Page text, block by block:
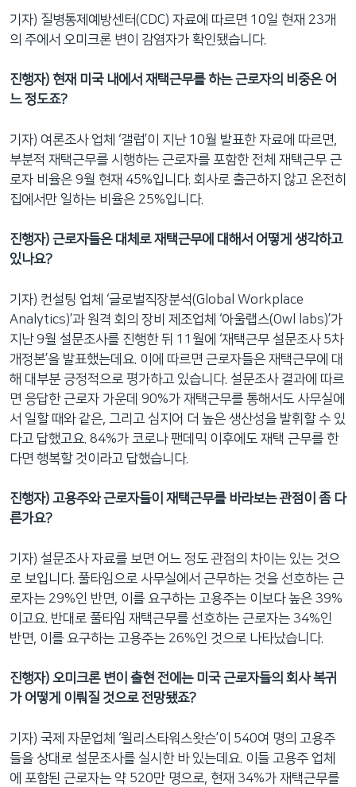
기자) 질병통제예방센터(CDC) 자료에 따르면 10일 현재 23개
의 주에서 오미크론 변이 감염자가 확인됐습니다.
진행자) 현재 미국 내에서 재택근무를 하는 근로자의 비중은 어
느 정도죠?
기자) 여론조사 업체 ‘갤럽’이 지난 10월 발표한 자료에 따르면,
부분적 재택근무를 시행하는 근로자를 포함한 전체 재택근무 근
로자 비율은 9월 현재 45%입니다. 회사로 출근하지 않고 온전히
집에서만 일하는 비율은 25%입니다.
진행자) 근로자들은 대체로 재택근무에 대해서 어떻게 생각하고
있나요?
기자) 컨설팅 업체 ‘글로벌직장분석(Global Workplace
Analytics)’과 원격 회의 장비 제조업체 ‘아울랩스(Owl labs)’가
지난 9월 설문조사를 진행한 뒤 11월에 ‘재택근무 설문조사 5차
개정본’을 발표했는데요. 이에 따르면 근로자들은 재택근무에 대
해 대부분 긍정적으로 평가하고 있습니다. 설문조사 결과에 따르
면 응답한 근로자 가운데 90%가 재택근무를 통해서도 사무실에
서 일할 때와 같은, 그리고 심지어 더 높은 생산성을 발휘할 수 있
다고 답했고요. 84%가 코로나 팬데믹 이후에도 재택 근무를 한
다면 행복할 것이라고 답했습니다.
진행자) 고용주와 근로자들이 재택근무를 바라보는 관점이 좀 다
른가요?
기자) 설문조사 자료를 보면 어느 정도 관점의 차이는 있는 것으
로 보입니다. 풀타임으로 사무실에서 근무하는 것을 선호하는 근
로자는 29%인 반면, 이를 요구하는 고용주는 이보다 높은 39%
이고요. 반대로 풀타임 재택근무를 선호하는 근로자는 34%인
반면, 이를 요구하는 고용주는 26%인 것으로 나타났습니다.
진행자) 오미크론 변이 출현 전에는 미국 근로자들의 회사 복귀
가 어떻게 이뤄질 것으로 전망됐죠?
기자) 국제 자문업체 ‘윌리스타워스왓슨’이 540여 명의 고용주
들을 상대로 설문조사를 실시한 바 있는데요. 이들 고용주 업체
에 포함된 근로자는 약 520만 명으로, 현재 34%가 재택근무를